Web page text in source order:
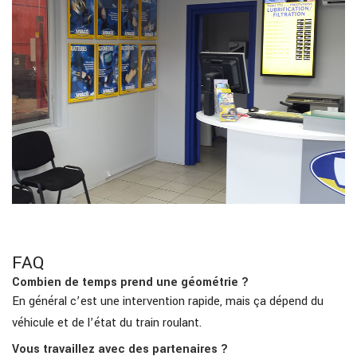
FAQ
Combien de temps prend une géométrie ?
En général c’est une intervention rapide, mais ça dépend du
véhicule et de l’état du train roulant.
Vous travaillez avec des partenaires ?